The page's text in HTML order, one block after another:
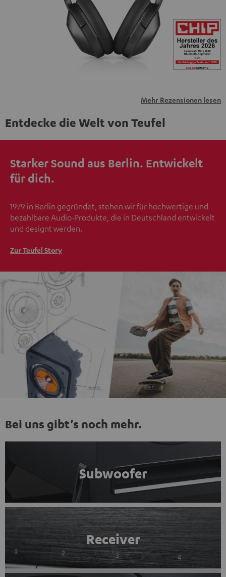
übermittelt werden.
Weitere Informationen sind in der
Datenschutzerklärung unter I zu finden.
Mehr Rezensionen lesen
Entdecke die Welt von Teufel
Starker Sound aus Berlin. Entwickelt
für dich.
1979 in Berlin gegründet, stehen wir für hochwertige und
bezahlbare Audio-Produkte, die in Deutschland entwickelt
und designt werden.
Zur Teufel Story
Bei uns gibt’s noch mehr.
Subwoofer
Receiver